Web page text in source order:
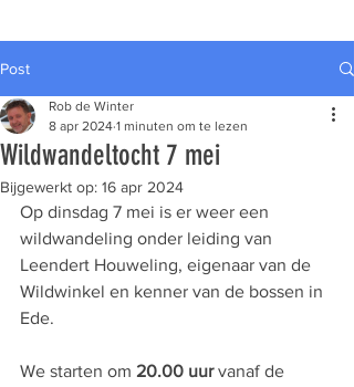
Post
Wildwandeltocht 7 mei
Rob de Winter
8 apr 2024 1 minuten om te lezen
Bijgewerkt op: 16 apr 2024
Op dinsdag 7 mei is er weer een
wildwandeling onder leiding van
Leendert Houweling, eigenaar van de
Wildwinkel en kenner van de bossen in
Ede.
We starten om 20.00 uur vanaf de